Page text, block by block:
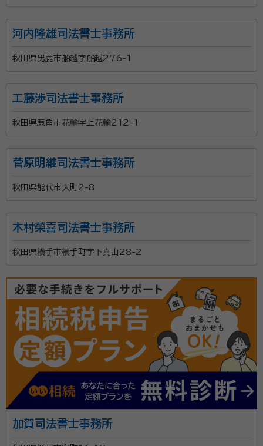
河内隆雄司法書士事務所
秋田県男鹿市船越字船越276-1
工藤渉司法書士事務所
秋田県鹿角市花輪字上花輪212-1
菅原明継司法書士事務所
秋田県能代市大町2-8
木村榮喜司法書士事務所
秋田県横手市横手町字下真山28-2
加賀司法書士事務所